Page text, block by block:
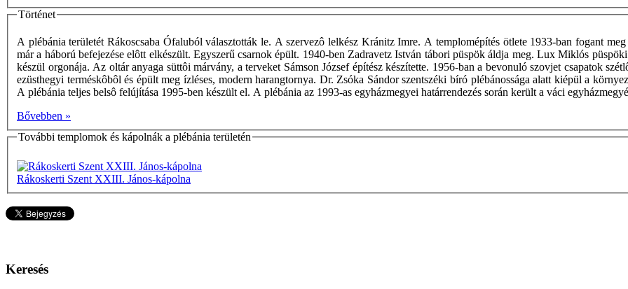
Történet
A plébánia területét Rákoscsaba Ófaluból választották le. A szervezô lelkész Kránitz Imre. A templomépítés ötlete 1933-ban fogant
már a háború befejezése elôtt elkészült. Egyszerű csarnok épült. 1940-ben Zadravetz István tábori püspök áldja meg. Lux Miklós
készül orgonája. Az oltár anyaga süttôi márvány, a terveket Sámson József építész készítette. 1956-ban a bevonuló szovjet csapatok
ezüsthegyi terméskôbôl és épült meg ízléses, modern harangtornya. Dr. Zsóka Sándor szentszéki bíró plébánossága alatt kiépül a
A plébánia teljes belsô felújítása 1995-ben készült el. A plébánia az 1993-as egyházmegyei határrendezés során került a váci
Bővebben »
További templomok és kápolnák a plébánia területén
Rákoskerti Szent XXIII. János-kápolna
Keresés